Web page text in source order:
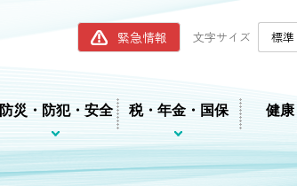
筑西市ホームページ
緊急情報 文字サイズ 標準
防災・防犯・安全 税・年金・国保 健